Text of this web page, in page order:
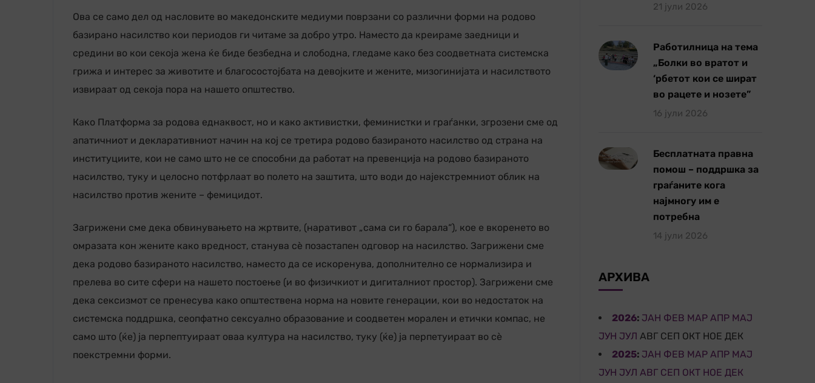
Ова се само дел од насловите во македонските медиуми поврзани со различни форми на родово
базирано насилство кои периодов ги читаме за добро утро. Наместо да креираме заедници и
средини во кои секоја жена ќе биде безбедна и слободна, гледаме како без соодветната системска
грижа и интерес за животите и благосостојбата на девојките и жените, мизогинијата и насилството
извираат од секоја пора на нашето општество.
Како Платформа за родова еднаквост, но и како активистки, феминистки и граѓанки, згрозени сме од
апатичниот и декларативниот начин на кој се третира родово базираното насилство од страна на
институциите, кои не само што не се способни да работат на превенција на родово базираното
насилство, туку и целосно потфрлаат во полето на заштита, што води до најекстремниот облик на
насилство против жените – фемицидот.
Загрижени сме дека обвинувањето на жртвите, (наративот „сама си го барала“), кое е вкоренето во
омразата кон жените како вредност, станува сè позастапен одговор на насилство. Загрижени сме
дека родово базираното насилство, наместо да се искоренува, дополнително се нормализира и
прелева во сите сфери на нашето постоење (и во физичкиот и дигиталниот простор). Загрижени сме
дека сексизмот се пренесува како општествена норма на новите генерации, кои во недостаток на
системска поддршка, сеопфатно сексуално образование и соодветен морален и етички компас, не
само што (ќе) ја перпептуираат оваа култура на насилство, туку (ќе) ја перпетуираат во сè
поекстремни форми.
21 јули 2026
Работилница на тема
„Болки во вратот и
‘рбетот кои се шират
во рацете и нозете”
16 јули 2026
Бесплатната правна
помош – поддршка за
граѓаните кога
најмногу им е
потребна
14 јули 2026
АРХИВА
2026: ЈАН ФЕВ МАР АПР МАЈ
ЈУН ЈУЛ АВГ СЕП ОКТ НОЕ ДЕК
2025: ЈАН ФЕВ МАР АПР МАЈ
ЈУН ЈУЛ АВГ СЕП ОКТ НОЕ ДЕК